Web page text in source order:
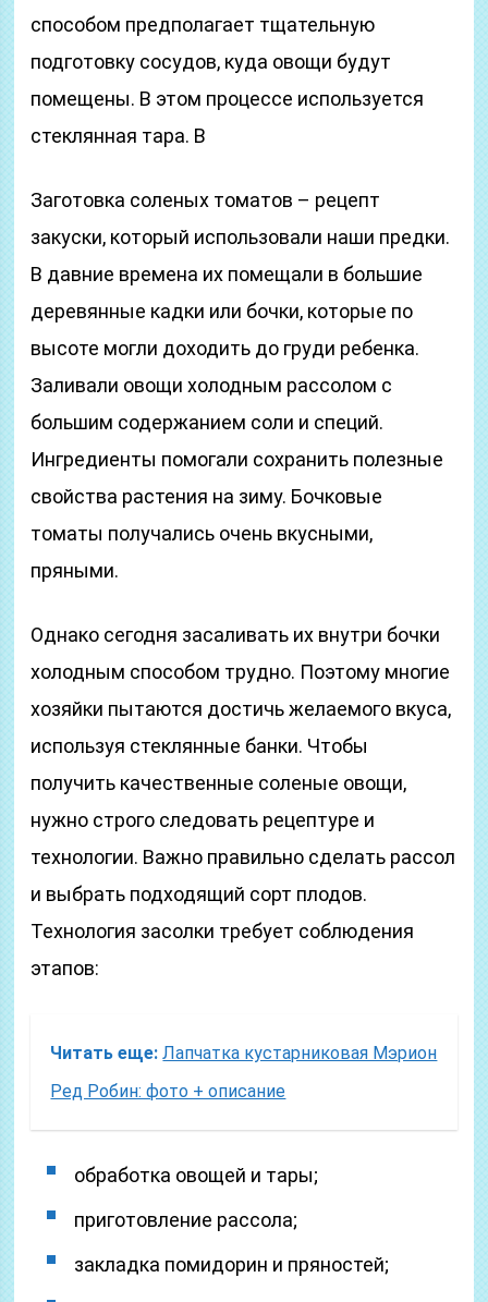
способом предполагает тщательную
подготовку сосудов, куда овощи будут
помещены. В этом процессе используется
стеклянная тара. В
Заготовка соленых томатов – рецепт
закуски, который использовали наши предки.
В давние времена их помещали в большие
деревянные кадки или бочки, которые по
высоте могли доходить до груди ребенка.
Заливали овощи холодным рассолом с
большим содержанием соли и специй.
Ингредиенты помогали сохранить полезные
свойства растения на зиму. Бочковые
томаты получались очень вкусными,
пряными.
Однако сегодня засаливать их внутри бочки
холодным способом трудно. Поэтому многие
хозяйки пытаются достичь желаемого вкуса,
используя стеклянные банки. Чтобы
получить качественные соленые овощи,
нужно строго следовать рецептуре и
технологии. Важно правильно сделать рассол
и выбрать подходящий сорт плодов.
Технология засолки требует соблюдения
этапов:
Читать еще: Лапчатка кустарниковая Мэрион
Ред Робин: фото + описание
обработка овощей и тары;
приготовление рассола;
закладка помидорин и пряностей;